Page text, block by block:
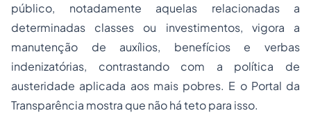
público, notadamente aquelas relacionadas a
determinadas classes ou investimentos, vigora a
manutenção de auxílios, benefícios e verbas
indenizatórias, contrastando com a política de
austeridade aplicada aos mais pobres. E o Portal da
Transparência mostra que não há teto para isso.